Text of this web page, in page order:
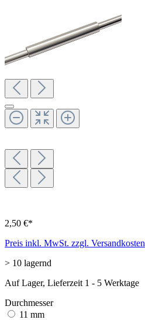
2,50 €*
Preis inkl. MwSt. zzgl. Versandkosten
> 10 lagernd
Auf Lager, Lieferzeit 1 - 5 Werktage
Durchmesser
11 mm